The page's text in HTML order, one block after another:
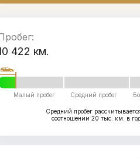
422 км.
Малый пробег Средний пробег
Средний пробег
соотношении 20 тыс. км. в год